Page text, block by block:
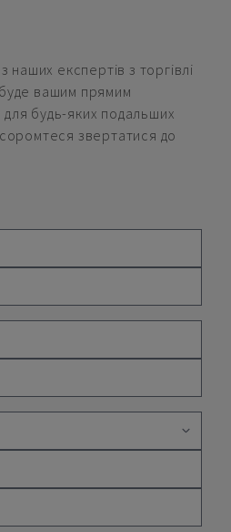
наших експертів з торгівлі
вашим прямим
будь-яких подальших
звертатися до